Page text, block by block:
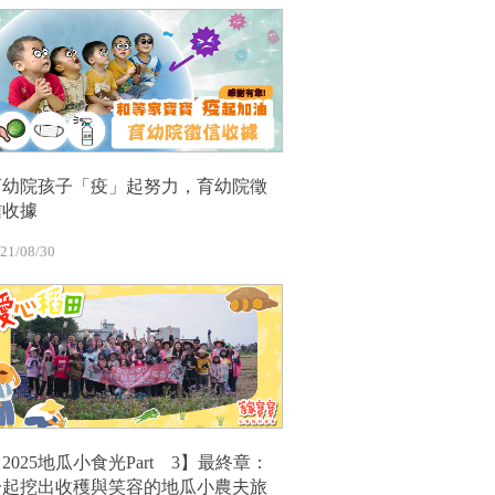
院孩子「疫」起努力，育幼院徵
據
08/30
地瓜小食光Part 3】最終章：
挖出收穫與笑容的地瓜小農夫旅